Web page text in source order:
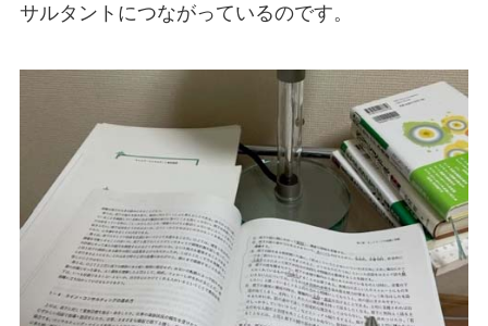
サルタントにつながっているのです。